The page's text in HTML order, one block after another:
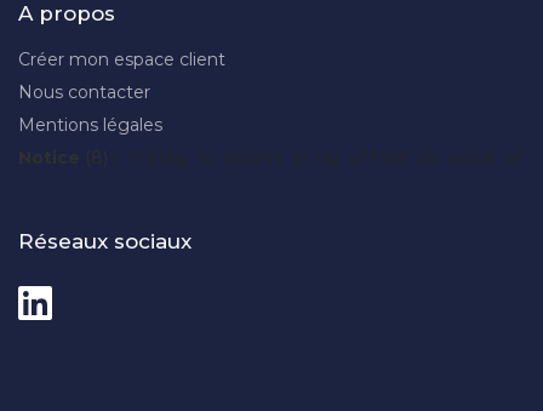
A propos
Créer mon espace client
Nous contacter
Mentions légales
: Trying to access array offset on value of
Réseaux sociaux